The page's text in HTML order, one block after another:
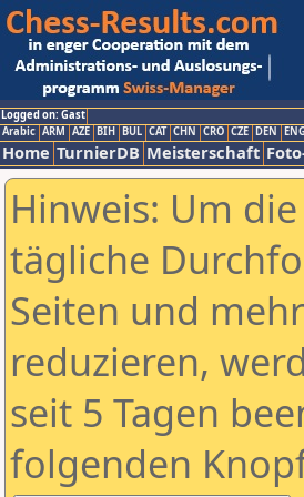
Logged on: Gast
Arabic ARM AZE BIH BUL CAT CHN CRO CZE DEN ENG
Home TurnierDB Meisterschaft
Hinweis: Um
tägliche
Seiten und
reduzieren,
seit 5 Tagen
folgenden